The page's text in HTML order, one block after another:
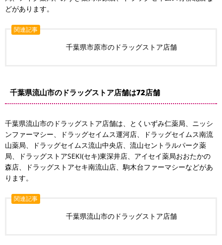
どがあります。
関連記事
千葉県市原市のドラッグストア店舗
千葉県流山市のドラッグストア店舗は72店舗
千葉県流山市のドラッグストア店舗は、とくいずみ仁薬局、ニッシ
ンファーマシー、ドラッグセイムス運河店、ドラッグセイムス南流
山薬局、ドラッグセイムス流山中央店、流山セントラルパーク薬
局、ドラッグストアSEKI(セキ)東深井店、アイセイ薬局おおたかの
森店、ドラッグストアセキ南流山店、駒木台ファーマシーなどがあ
ります。
関連記事
千葉県流山市のドラッグストア店舗